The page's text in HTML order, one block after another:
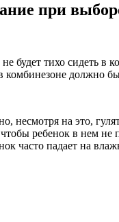
при
будет тихо сидеть
комбинезоне должно
несмотря на это,
ребенок в нем
часто падает на